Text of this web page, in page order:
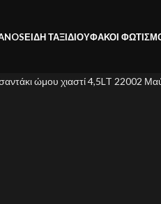
ΕΙΔΗ ΤΑΞΙΔΙΟΥΦΑΚΟΙ